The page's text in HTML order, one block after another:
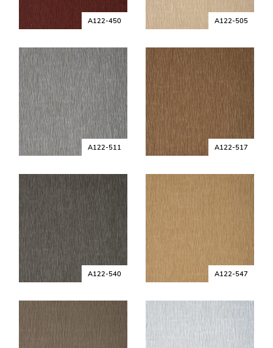
A122-450 A122-505
A122-511 A122-517
A122-540 A122-547